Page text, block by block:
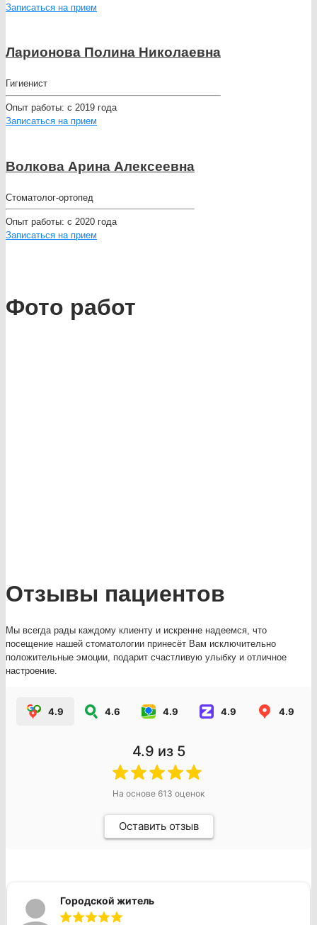
Записаться на прием
Ларионова Полина Николаевна
Гигиенист
Опыт работы: с 2019 года
Записаться на прием
Волкова Арина Алексеевна
Стоматолог-ортопед
Опыт работы: с 2020 года
Записаться на прием
Фото работ
Отзывы пациентов
Мы всегда рады каждому клиенту и искренне надеемся, что
посещение нашей стоматологии принесёт Вам исключительно
положительные эмоции, подарит счастливую улыбку и отличное
настроение.
4.9 4.6 4.9 4.9 4.9
4.9 из 5
На основе 613 оценок
Оставить отзыв
Городской житель